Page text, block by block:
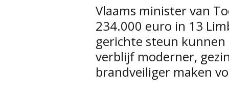
Vlaams minister van
234.000 euro in 13
gerichte steun
verblijf moderner,
brandveiliger maken